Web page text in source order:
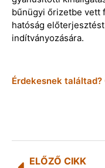
bűnügyi őrizetbe vett
hatóság
indítványozására.
Érdekesnek találtad?
ELŐZŐ CIKK